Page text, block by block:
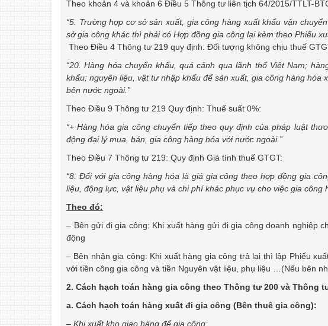
Theo khoản 4 và khoản 6 Điều 5 Thông tư liên tịch 64/2015/TTLT-
“5. Trường hợp cơ sở sản xuất, gia công hàng xuất khẩu vận
sở gia công khác thì phải có Hợp đồng gia công lại kèm theo Phiếu
Theo Điều 4 Thông tư 219 quy định: Đối tượng không chịu thuế
“20. Hàng hóa chuyển khẩu, quá cảnh qua lãnh thổ Việt Nam;
khẩu; nguyên liệu, vật tư nhập khẩu để sản xuất,gia công hàng hóa
bên nước ngoài.”
Theo Điều 9 Thông tư 219 Quy định: Thuế suất 0%:
“+Hàng hóa gia công chuyển tiếp theo quy định của pháp luật
động đại lý mua, bán, gia công hàng hóa với nước ngoài.”
Theo Điều 7 Thông tư 219: Quy định Giá tính thuế GTGT:
“8. Đối với gia công hàng hóa là giá gia công theo hợp đồng gia
liệu, động lực, vật liệu phụ và chi phí khác phục vụ cho việc gia công
Theo đó:
– Bên gửi đi gia công: Khi xuất hàng gửi đi gia công doanh nghiệp
động
– Bên nhận gia công: Khi xuất hàng gia công trả lại thì lập Phiếu
với tiền công gia công và tiền Nguyên vật liệu, phụ liệu …(Nếu bên
2. Cách hạch toán hàng gia công theo Thông tư 200 và Thông
a. Cách hạch toán hàng xuất đi gia công (Bên thuê gia công):
– Khi xuất kho giao hàng để gia công: